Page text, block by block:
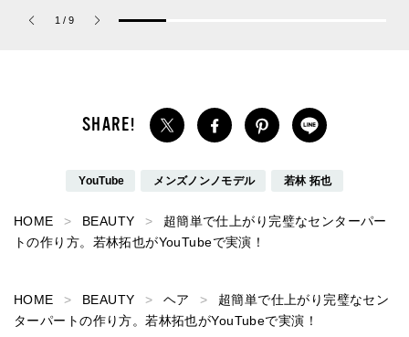
パルファム」
1 / 9
YouTube メンズノンノモデル 若林 拓也
HOME BEAUTY
超簡単で仕上がり完璧なセンターパー
トの作り方。若林拓也がYouTubeで実演！
HOME BEAUTY ヘア
超簡単で仕上がり完璧なセン
ターパートの作り方。若林拓也がYouTubeで実演！